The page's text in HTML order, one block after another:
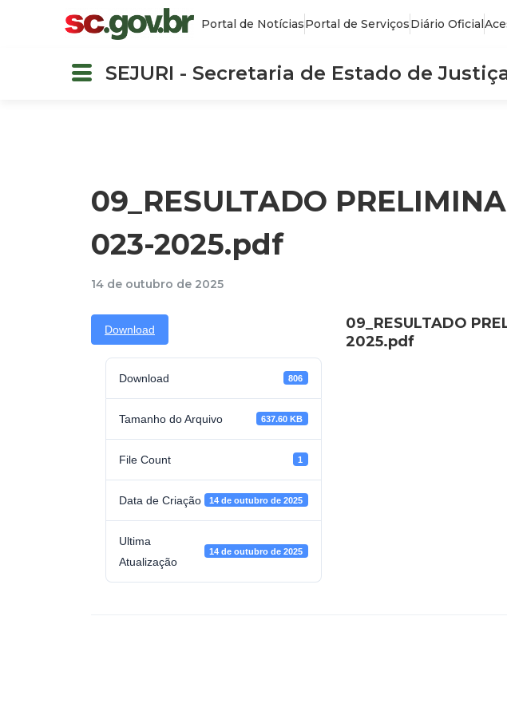
Portal de NotíciasPortal de ServiçosDiário Oficial
SEJURI - Secretaria de Estado de
09_RESULTADO
023-2025.pdf
14 de outubro de 2025
Download
Download 806
Tamanho do Arquivo 637.60 KB
File Count 1
Data de Criação 14 de outubro de 2025
Ultima
Atualização
14 de outubro de 2025
09_RESULTADO
2025.pdf